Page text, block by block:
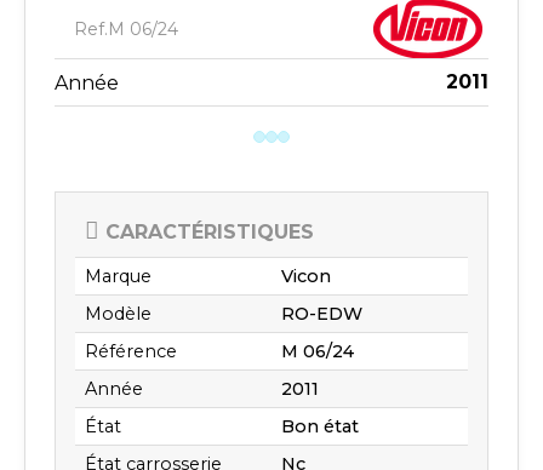
CARACTÉRISTIQUES
Marque
Vicon
Modèle
RO-EDW
Référence
M 06/24
Année
2011
État
Bon état
État carrosserie
Nc
Ref.M 06/24
Année 2011